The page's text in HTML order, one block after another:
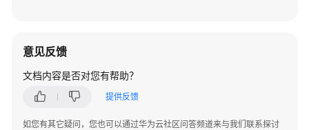
常
见
意见反馈
文档内容是否对您有帮助？
提供反馈
如您有其它疑问，您也可以通过华为云社区问答频道来与我们联系探讨